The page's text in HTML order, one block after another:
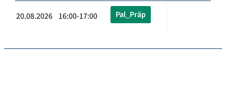
20.08.2026 16:00-17:00 Pal_Präp